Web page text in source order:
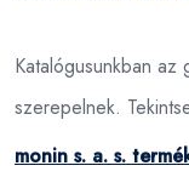
Katalógusunkban
szerepelnek.
monin s. a. s.